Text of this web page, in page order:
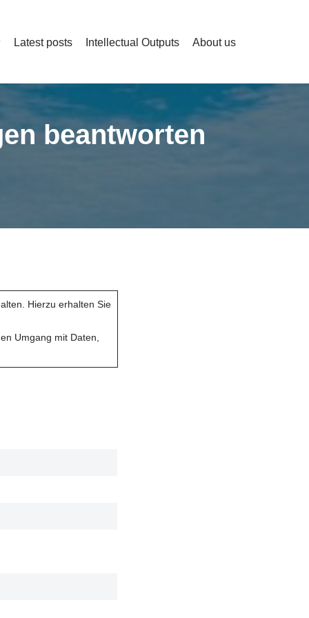
Latest posts Intellectual Outputs About us
beantworten
Hierzu erhalten Sie
Umgang mit Daten,